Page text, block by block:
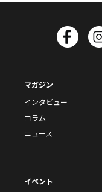
マガジン
インタビュー
コラム
ニュース
イベント